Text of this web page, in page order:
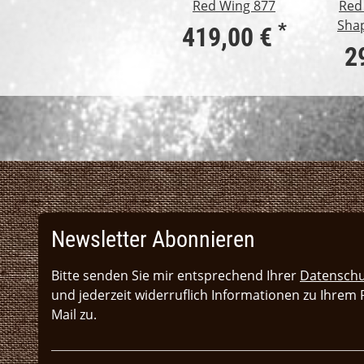
Red Wing 877
419,00 € *
Newsletter Abonnieren
Bitte senden Sie mir entsprechend Ihrer
und jederzeit widerruflich Informationen zu Ihrem
Mail zu.